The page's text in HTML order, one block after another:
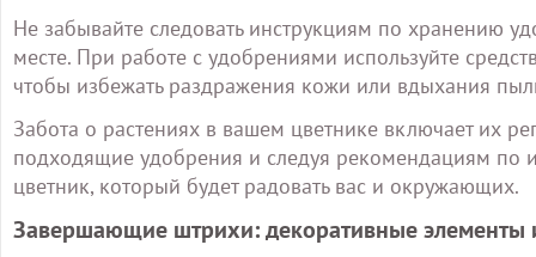
Не забывайте следовать инструкциям по хранению
месте. При работе с удобрениями используйте
чтобы избежать раздражения кожи или вдыхания
Забота о растениях в вашем цветнике включает их
подходящие удобрения и следуя рекомендациям по
цветник, который будет радовать вас и окружающих.
Завершающие штрихи: декоративные элементы